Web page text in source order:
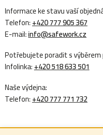
Informace ke stavu vaší
Telefon:+420 777 905 367
E-mail:info@safework.cz
Potřebujete poradit s
Infolinka:+420 518 633 501
Naše výdejna:
Telefon:+420 777 771 732